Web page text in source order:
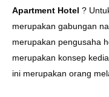
Apartment Hotel ?
merupakan gabungan
merupakan pengusaha
merupakan konsep
ini merupakan orang